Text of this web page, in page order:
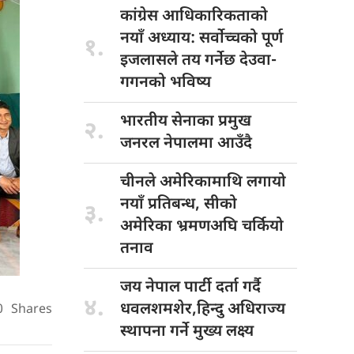
Shares
१.
कांग्रेस आधिकारिकताको
नयाँ अध्याय: सर्वोच्चको पूर्ण
इजलासले तय गर्नेछ देउवा-
गगनको भविष्य
२. भारतीय सेनाकाप्रमुख
जनरल नेपालमा आउँदै
३.
चीनले अमेरिकामाथिलगायो
नयाँ प्रतिबन्ध, सीको
अमेरिका भ्रमणअघि चर्कियो
तनाव
४.
जय नेपालपार्टी दर्ता गर्दै
धवलशमशेर,हिन्दु अधिराज्य
स्थापना गर्ने मुख्य लक्ष्य